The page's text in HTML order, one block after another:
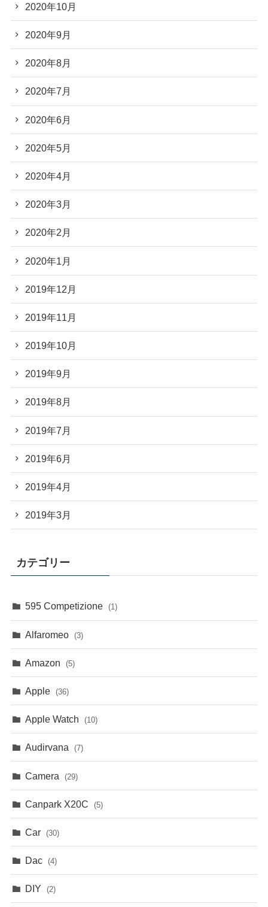
2020年10月
2020年9月
2020年8月
2020年7月
2020年6月
2020年5月
2020年4月
2020年3月
2020年2月
2020年1月
2019年12月
2019年11月
2019年10月
2019年9月
2019年8月
2019年7月
2019年6月
2019年4月
2019年3月
カテゴリー
595 Competizione (1)
Alfaromeo (3)
Amazon (5)
Apple (36)
Apple Watch (10)
Audirvana (7)
Camera (29)
Canpark X20C (5)
Car (30)
Dac (4)
DIY (2)